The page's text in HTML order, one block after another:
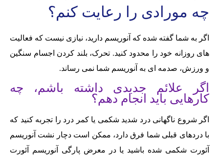
چه مورادی را رعایت کنم؟
اگر به شما گفته شده که آنوریسم دارید، نیازی نیست که فعالیت
های روزانه خود را محدود کنید. تحرک، بلند کردن اجسام سنگین
و ورزش، صدمه ای به آنوریسم شما نمی رساند.
اگر علائم جدیدی داشته باشم، چه
کارهایی باید انجام دهم؟
اگر شروع ناگهانی درد شدید شکمی یا کمر درد را تجربه کنید که
با دردهای قبلی شما فرق دارد، ممکن است دچار نشت آنوریسم
آئورت شکمی شده باشید یا در معرض پارگی آنوریسم آئورت